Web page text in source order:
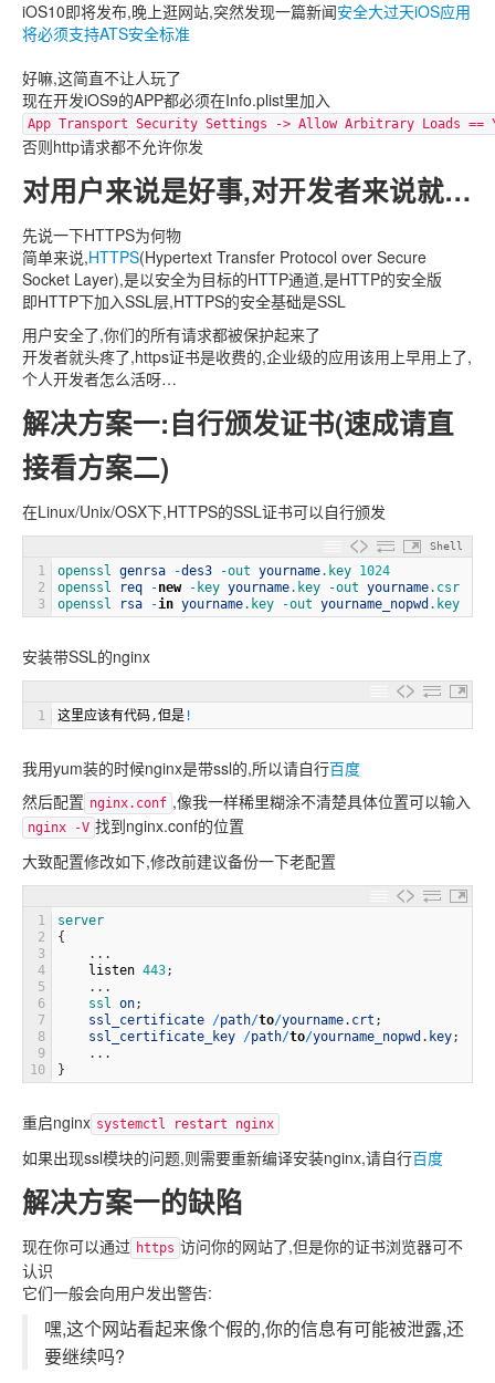
iOS10即将发布,晚上逛网站,突然发现一篇新闻安全大过天iOS应用
将必须支持ATS安全标准
好嘛,这简直不让人玩了
现在开发iOS9的APP都必须在Info.plist里加入
App Transport Security Settings -> Allow Arbitrary Loads ==
否则http请求都不允许你发
对用户来说是好事,对开发者来说就…
先说一下HTTPS为何物
简单来说,HTTPS(Hypertext Transfer Protocol over Secure
Socket Layer),是以安全为目标的HTTP通道,是HTTP的安全版
即HTTP下加入SSL层,HTTPS的安全基础是SSL
用户安全了,你们的所有请求都被保护起来了
开发者就头疼了,https证书是收费的,企业级的应用该用上早用上了,
个人开发者怎么活呀…
解决方案一:自行颁发证书(速成请直
接看方案二)
在Linux/Unix/OSX下,HTTPS的SSL证书可以自行颁发
Shell
1
2
3
openssl genrsa -des3 -out yourname.key 1024
openssl
req -new - key yourname.key -out yourname.csr
openssl
rsa -in yourname.key -out yourname_nopwd .key
安装带SSL的nginx
1 这里应该有代码,但是 !
我用yum装的时候nginx是带ssl的,所以请自行百度
然后配置 nginx.conf ,像我一样稀里糊涂不清楚具体位置可以输入
nginx -V 找到nginx.conf的位置
大致配置修改如下,修改前建议备份一下老配置
1
2
3
4
5
6
7
8
9
10
server
{
. . .
listen 443;
. . .
ssl on;
ssl_certificate /path/to/yourname. crt ;
ssl_certificate_key /path/to/yourname_nopwd . key;
. . .
}
重启nginx systemctl restart nginx
如果出现ssl模块的问题,则需要重新编译安装nginx,请自行百度
解决方案一的缺陷
现在你可以通过 https 访问你的网站了,但是你的证书浏览器可不
认识
它们一般会向用户发出警告:
嘿,这个网站看起来像个假的,你的信息有可能被泄露,还
要继续吗?